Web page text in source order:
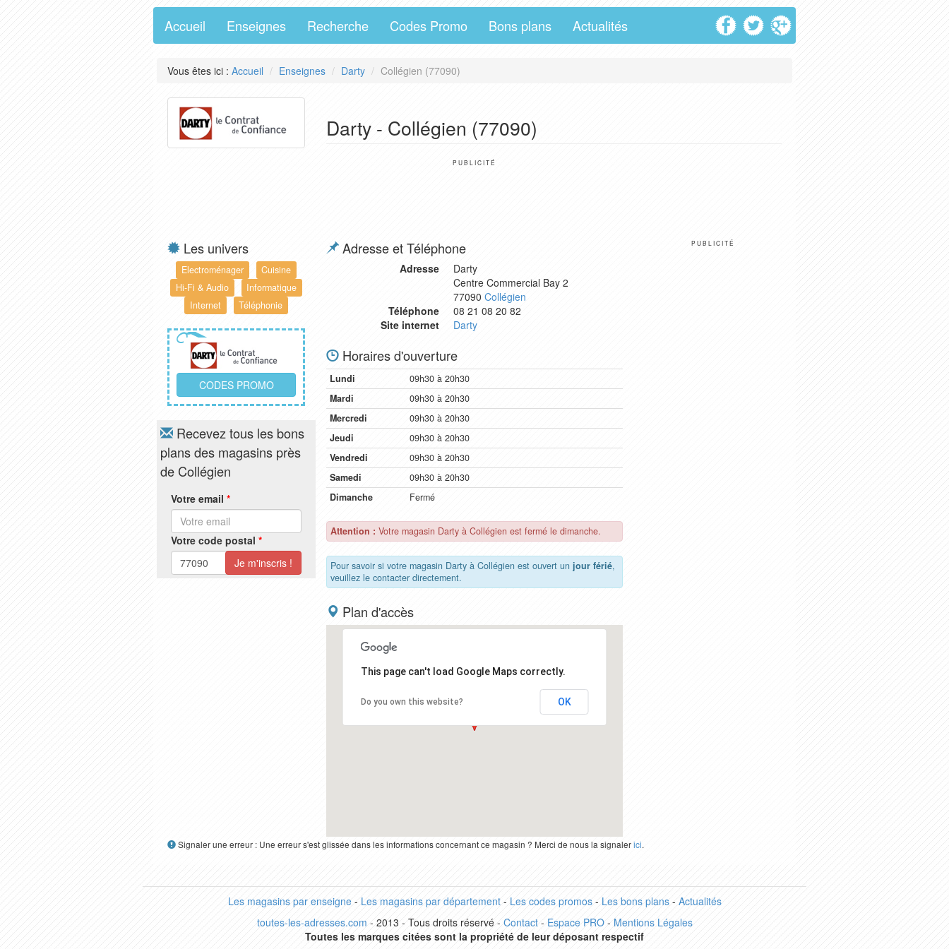
Accueil Enseignes Recherche Codes Promo Bons plans Actualités
Vous êtes ici : Accueil Enseignes Darty Collégien (77090)
Darty - Collégien (77090)
PUBLICITÉ
Les univers
Electroménager
Cuisine
Hi-Fi & Audio
Informatique
Internet
Téléphonie
CODES PROMO
Recevez tous les bons
plans des magasins près
de Collégien
Votre email *
Votre code postal *
Adresse et Téléphone
Adresse
Darty
Centre Commercial Bay 2
77090 Collégien
Téléphone
08 21 08 20 82
Site internet
Darty
Horaires d'ouverture
Lundi
09h30 à 20h30
Mardi
09h30 à 20h30
Mercredi
09h30 à 20h30
Jeudi
09h30 à 20h30
Vendredi
09h30 à 20h30
Samedi
09h30 à 20h30
Dimanche
Fermé
Attention : Votre magasin Darty à Collégien est fermé le dimanche.
Pour savoir si votre magasin Darty à Collégien est ouvert un jour férié,
veuillez le contacter directement.
Plan d'accès
This page can't load Google Maps correctly.
Do you own this website? OK
PUBLICITÉ
Signaler une erreur : Une erreur s'est glissée dans les informations concernant ce magasin ? Merci de nous la signalerici.
Les magasins par enseigne- Les magasins par département- Les codes promos- Les bons plans- Actualités
toutes-les-adresses.com - 2013 - Tous droits réservé - Contact- Espace PRO- Mentions Légales
Toutes les marques citées sont la propriété de leur déposant respectif